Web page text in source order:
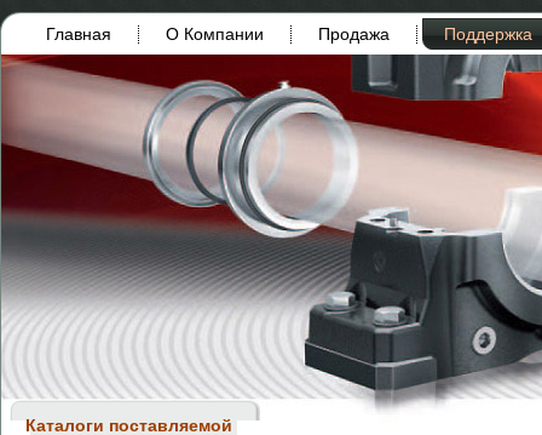
Главная О Компании Продажа Поддержка
Каталоги поставляемой